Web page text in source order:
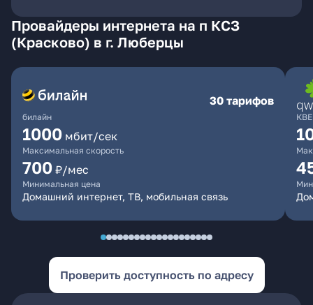
Провайдеры интернета на п КСЗ
(Красково) в г. Люберцы
билайн
30 тарифов
1000 мбит/сек
Максимальная скорость
700 ₽/мес
Минимальная цена
Домашний интернет, ТВ, мобильная связь
Проверить доступность по адресу